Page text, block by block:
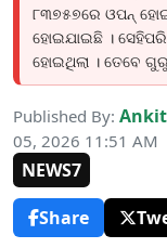
୮୩୭୫୭ରେ ଓପନ୍
ହୋଇଯାଇଛି ।
ହୋଇଥିଲା । ତେବେ
Published By:
05, 2026 11:51 AM
NEWS7
Share